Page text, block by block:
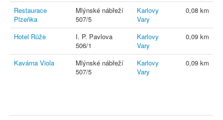
Restaurace
Plzeňka
Mlýnské nábřeží
507/5
Karlovy
Vary
0,08 km
Hotel Růže
I. P. Pavlova
506/1
Karlovy
Vary
0,09 km
Kavárna Viola
Mlýnské nábřeží
507/5
Karlovy
Vary
0,09 km